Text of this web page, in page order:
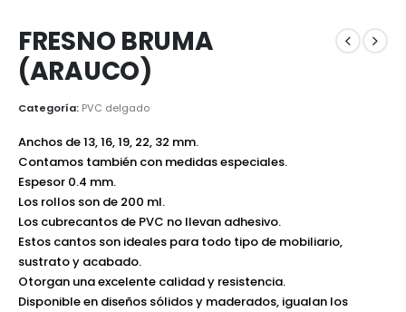
FRESNO BRUMA
(ARAUCO)
Categoría: PVC delgado
Anchos de 13, 16, 19, 22, 32 mm.
Contamos también con medidas especiales.
Espesor 0.4 mm.
Los rollos son de 200 ml.
Los cubrecantos de PVC no llevan adhesivo.
Estos cantos son ideales para todo tipo de mobiliario,
sustrato y acabado.
Otorgan una excelente calidad y resistencia.
Disponible en diseños sólidos y maderados, igualan los